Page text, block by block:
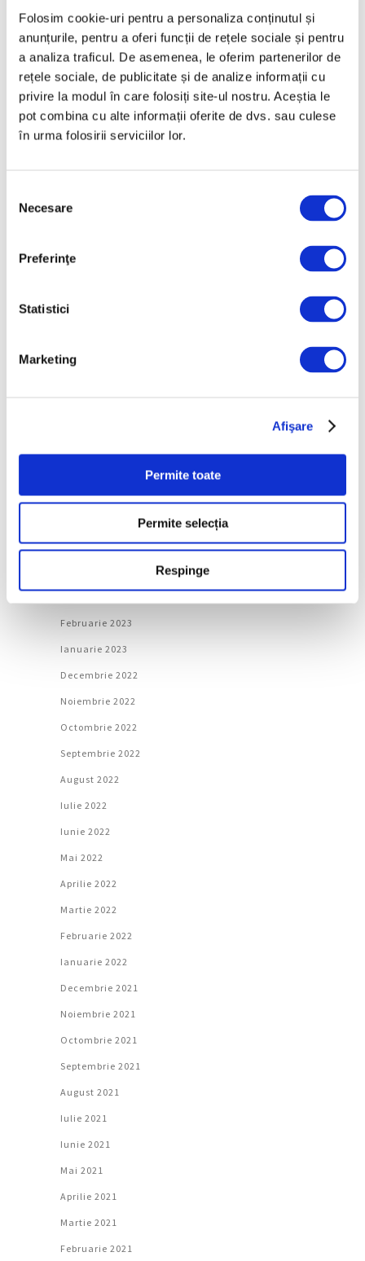
Folosim cookie-uri pentru a personaliza conținutul și
anunțurile, pentru a oferi funcții de rețele sociale și pentru
a analiza traficul. De asemenea, le oferim partenerilor de
rețele sociale, de publicitate și de analize informații cu
privire la modul în care folosiți site-ul nostru. Aceștia le
pot combina cu alte informații oferite de dvs. sau culese
în urma folosirii serviciilor lor.
consimțământului
Necesare
Preferinţe
Statistici
Marketing
Afişare
Permite toate
Permite selecția
Respinge
Ianuarie 2025
Decembrie 2024
Noiembrie 2024
Octombrie 2024
Iunie 2024
Aprilie 2024
Februarie 2024
Decembrie 2023
Mai 2023
Februarie 2023
Ianuarie 2023
Decembrie 2022
Noiembrie 2022
Octombrie 2022
Septembrie 2022
August 2022
Iulie 2022
Iunie 2022
Mai 2022
Aprilie 2022
Martie 2022
Februarie 2022
Ianuarie 2022
Decembrie 2021
Noiembrie 2021
Octombrie 2021
Septembrie 2021
August 2021
Iulie 2021
Iunie 2021
Mai 2021
Aprilie 2021
Martie 2021
Februarie 2021